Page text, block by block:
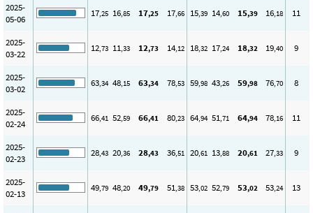
2025-
05-06
17,25 16,85 17,25 17,66 15,39 14,60 15,39 16,18 11
2025-
03-22
12,73 11,33 12,73 14,12 18,32 17,24 18,32 19,40 9
2025-
03-02
63,34 48,15 63,34 78,53 59,98 43,26 59,98 76,70 8
2025-
02-24
66,41 52,59 66,41 80,23 64,94 51,71 64,94 78,16 11
2025-
02-23
28,43 20,36 28,43 36,51 20,61 13,88 20,61 27,33 9
2025-
02-13
49,79 48,20 49,79 51,38 53,02 52,79 53,02 53,24 13